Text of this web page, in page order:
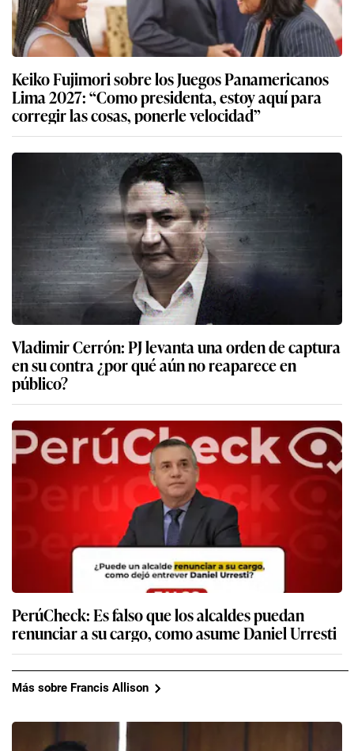
Keiko Fujimori sobre los Juegos Panamericanos
Lima 2027: “Como presidenta, estoy aquí para
corregir las cosas, ponerle velocidad”
Vladimir Cerrón: PJ levanta una orden de captura
en su contra ¿por qué aún no reaparece en
público?
PerúCheck: Es falso que los alcaldes puedan
renunciar a su cargo, como asume Daniel Urresti
Más sobre Francis Allison